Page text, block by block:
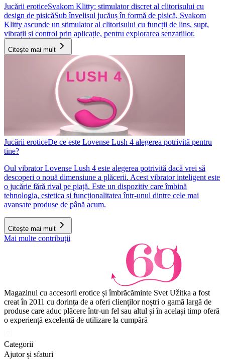
Jucării eroticeSvakom Klitty: stimulator discret al clitorisului cu
design de pisicăSub învelișul jucăuș în formă de pisică, Svakom
Klitty ascunde un stimulator al clitorisului cu funcții de lins, supt,
vibrații și control prin aplicație, pentru explorarea senzațiilor.
Citește mai mult
Jucării eroticeDe ce este Lovense Lush 4 alegerea potrivită pentru
tine?
Oul vibrator Lovense Lush 4 este alegerea potrivită dacă vrei să
descoperi o nouă dimensiune a plăcerii. Acest vibrator inteligent este
o jucărie fără rival pe piață. Este un dispozitiv care îmbină
tehnologia, estetica și funcționalitatea într-unul dintre cele mai
avansate produse de până acum.
Citește mai mult
Mai multe contribuții
Magazinul cu accesorii erotice și îmbrăcăminte Svet Užitka a fost
creat în 2011 cu dorința de a oferi clienților noștri o gamă largă de
produse care aduc plăcere într-un fel sau altul și în același timp oferă
o experiență excelentă de utilizare la cumpără
Categorii
Ajutor și sfaturi